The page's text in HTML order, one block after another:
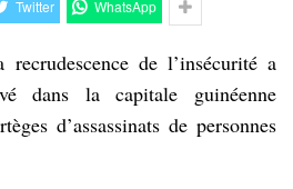
Twitter WhatsApp
de l’insécurité a
dans la capitale guinéenne
d’assassinats de personnes